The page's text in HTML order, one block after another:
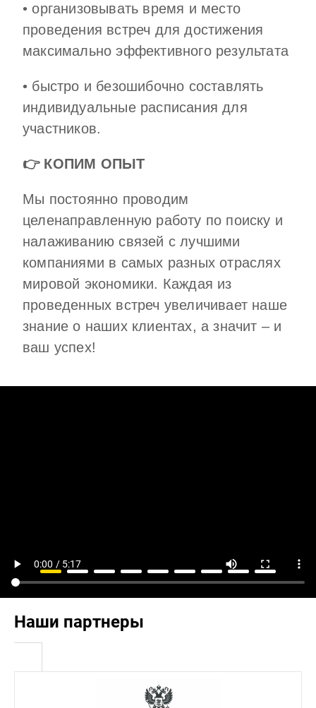
• организовывать время и место
проведения встреч для достижения
максимально эффективного результата
• быстро и безошибочно составлять
индивидуальные расписания для
участников.
👉 КОПИМ ОПЫТ
Мы постоянно проводим
целенаправленную работу по поиску и
налаживанию связей с лучшими
компаниями в самых разных отраслях
мировой экономики. Каждая из
проведенных встреч увеличивает наше
знание о наших клиентах, а значит – и
ваш успех!
Наши партнеры